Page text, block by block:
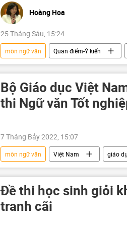
Hoàng Hoa
25 Tháng Sáu, 15:24
môn ngữ văn Quan điểm-Ý kiến
giáo dục
Bộ Giáo dục và Đào Tạo
Bộ Giáo dục Việt
thi Ngữ văn Tốt
7 Tháng Bảy 2022, 15:07
môn ngữ văn Việt Nam giáo
kỳ thi THPT
Đề thi học sinh giỏi
tranh cãi